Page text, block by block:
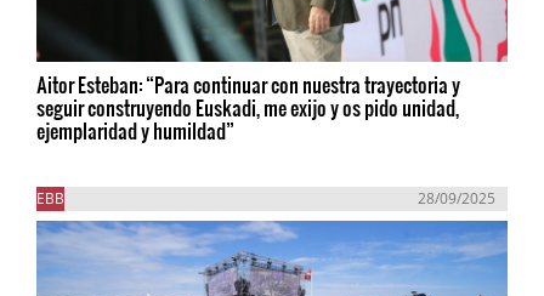
Aitor Esteban: “Para continuar con nuestra trayectoria y
seguir construyendo Euskadi, me exijo y os pido unidad,
ejemplaridad y humildad”
EBB 28/09/2025